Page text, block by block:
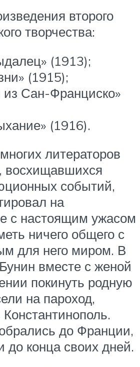
второго
творчества:
(1913);
(1915);
из Сан-Франциско»
(1916).
литераторов
восхищавшихся
событий,
на
с настоящим ужасом
ничего общего с
для него миром. В
вместе с женой
покинуть родную
на пароход,
до Франции,
до конца своих дней.